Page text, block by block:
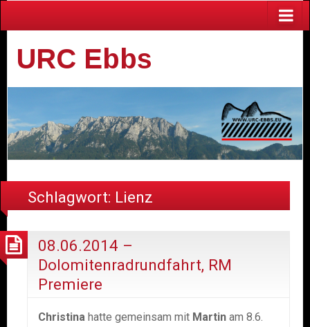
URC Ebbs
Schlagwort: Lienz
08.06.2014 –
Dolomitenradrundfahrt, RM
Premiere
Christina hatte gemeinsam mit Martin am 8.6.